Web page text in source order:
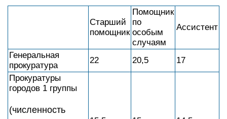
Старший
помощник
Помощник
по
особым
случаям
Ассистент
Генеральная
прокуратура
22 20,5
17
Прокуратуры
городов 1 группы
(численность